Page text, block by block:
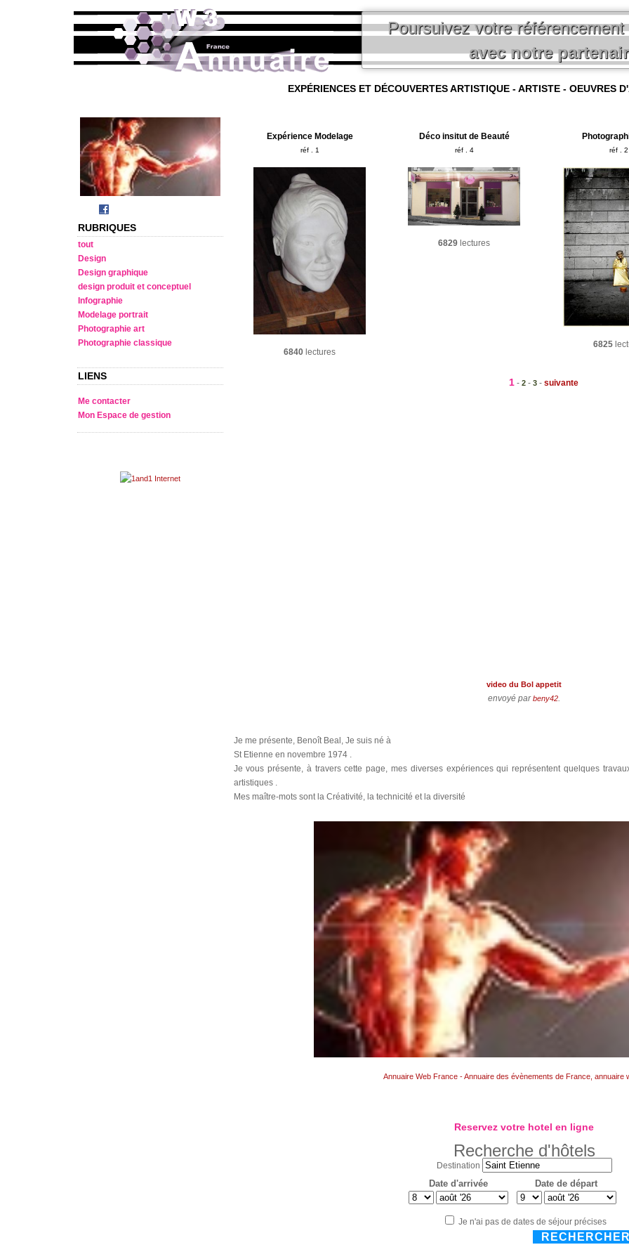
Poursuivez votre
avec notre
EXPÉRIENCES ET DÉCOUVERTES ARTISTIQUE -ARTISTE - OEUVRES
RUBRIQUES
tout
Design
Design graphique
design produit et conceptuel
Infographie
Modelage portrait
Photographie art
Photographie classique
LIENS
Me contacter
Mon Espace de gestion
Expérience Modelage
réf . 1
6840 lectures
Déco insitut de Beauté
réf . 4
6829 lectures
réf . 2
6825
1 - 2 - 3 - suivante
video du Bol appetit
envoyé parbeny42
Je me présente, Benoît Beal, Je suis né à
St Etienne en novembre 1974 .
Je vous présente, à travers cette page, mes diverses expériences qui représentent quelques
artistiques .
Mes maître-mots sont la Créativité, la technicité et la diversité
Annuaire Web France - Annuaire des évènements de France, annuaire
Reservez votre hotel en ligne
Recherche d'hôtels
Destination
Date d'arrivée Date de départ
Je n'ai pas de dates de séjour précises